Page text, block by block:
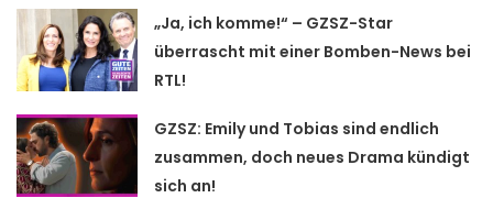
„Ja, ich komme!“ – GZSZ-Star
überrascht mit einer Bomben-News bei
RTL!
GZSZ: Emily und Tobias sind endlich
zusammen, doch neues Drama kündigt
sich an!